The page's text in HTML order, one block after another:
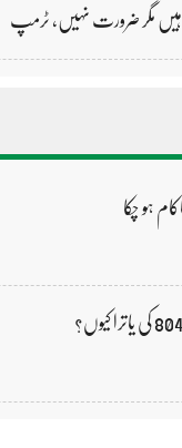
ہیں مگر ضرورت نہیں، ٹرمپ
ہو چکا